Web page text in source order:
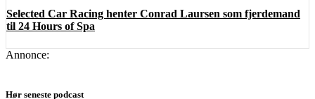
Selected Car Racing henter Conrad Laursen som fjerdemand
til 24 Hours of Spa
Annonce:
Hør seneste podcast